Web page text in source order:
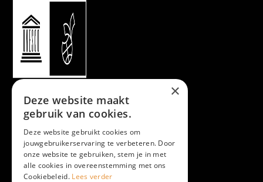
×
Deze website maakt
gebruik van cookies.
Deze website gebruikt cookies om
jouwgebruikerservaring te verbeteren. Door
onze website te gebruiken, stem je in met
alle cookies in overeenstemming met ons
Cookiebeleid. Lees verder